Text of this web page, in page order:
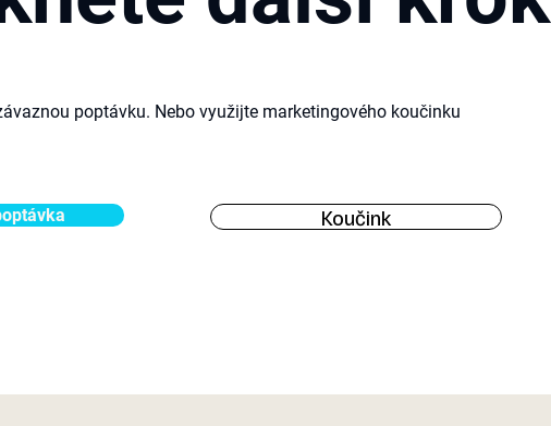
poptávku. Nebo využijte marketingového koučinku
Koučink